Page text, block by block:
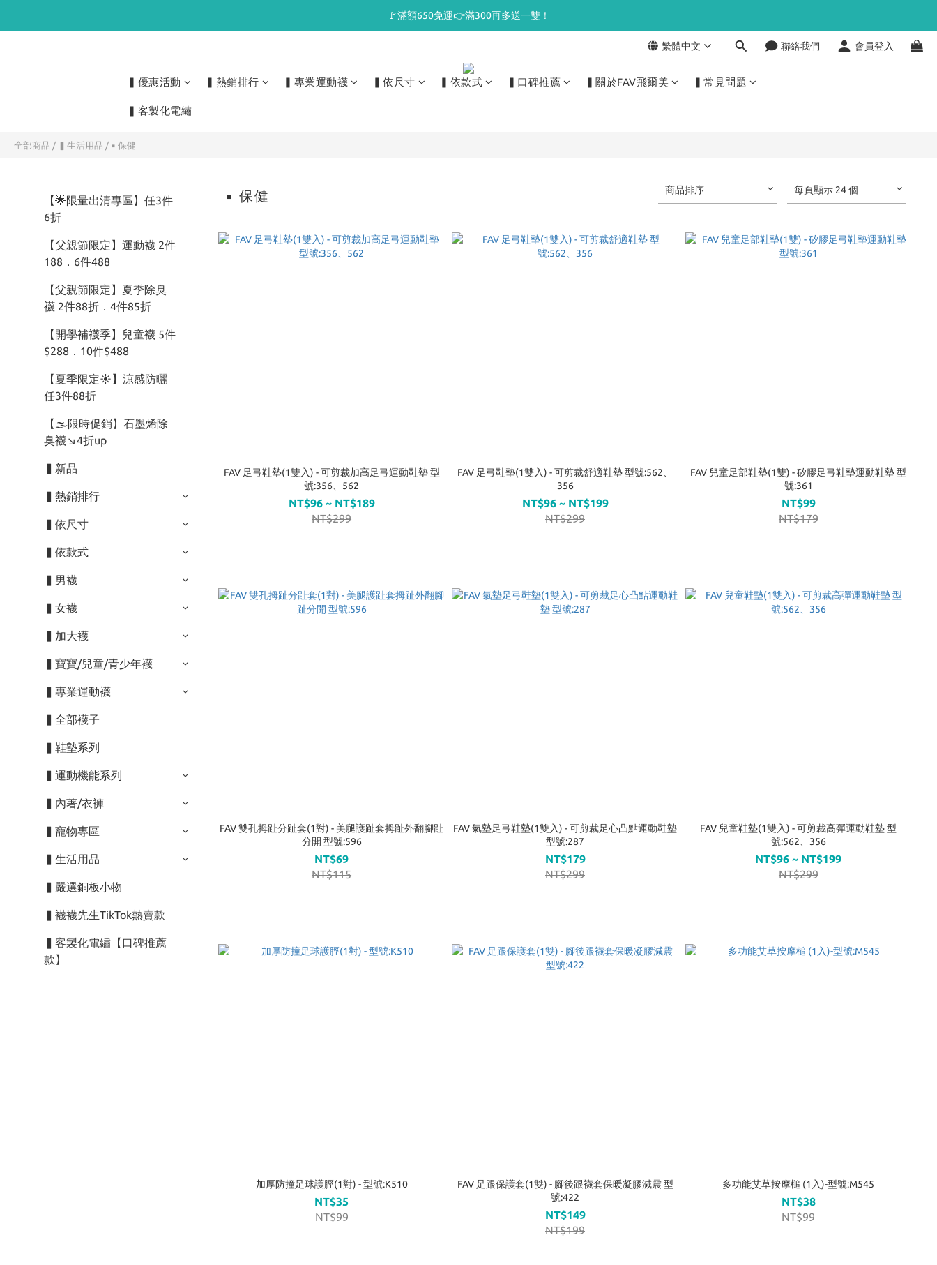
🚩滿額650免運👉滿300再多送一雙！
繁體中文 聯絡我們 會員登入
▍優惠活動 ▍熱銷排行 ▍專業運動襪 ▍依尺寸 ▍依款式 ▍口碑推薦 ▍關於FAV飛爾美 ▍常見問題
▍客製化電繡
全部商品 / ▍生活用品 / ▪ 保健
【🌟限量出清專區】任3件
6折
【父親節限定】運動襪 2件
188．6件488
【父親節限定】夏季除臭
襪 2件88折．4件85折
【開學補襪季】兒童襪 5件
$288．10件$488
【夏季限定☀】涼感防曬
任3件88折
【🌫️限時促銷】石墨烯除
臭襪↘︎4折up
▍新品
▍熱銷排行
▍依尺寸
▍依款式
▍男襪
▍女襪
▍加大襪
▍寶寶/兒童/青少年襪
▍專業運動襪
▍全部襪子
▍鞋墊系列
▍運動機能系列
▍內著/衣褲
▍寵物專區
▍生活用品
▍嚴選銅板小物
▍襪襪先生TikTok熱賣款
▍客製化電繡【口碑推薦
款】
▪ 保健 商品排序 每頁顯示 24 個
FAV 足弓鞋墊(1雙入) - 可剪裁加高足弓運動鞋墊 型
號:356、562
NT$96 ~ NT$189
NT$299
FAV 足弓鞋墊(1雙入) - 可剪裁舒適鞋墊 型號:562、
356
NT$96 ~ NT$199
NT$299
FAV 兒童足部鞋墊(1雙) - 矽膠足弓鞋墊運動鞋墊 型
號:361
NT$99
NT$179
FAV 雙孔拇趾分趾套(1對) - 美腿護趾套拇趾外翻腳趾
分開 型號:596
NT$69
NT$115
FAV 氣墊足弓鞋墊(1雙入) - 可剪裁足心凸點運動鞋墊
型號:287
NT$179
NT$299
FAV 兒童鞋墊(1雙入) - 可剪裁高彈運動鞋墊 型
號:562、356
NT$96 ~ NT$199
NT$299
加厚防撞足球護脛(1對) - 型號:K510
NT$35
NT$99
FAV 足跟保護套(1雙) - 腳後跟襪套保暖凝膠減震 型
號:422
NT$149
NT$199
多功能艾草按摩槌 (1入)-型號:M545
NT$38
NT$99